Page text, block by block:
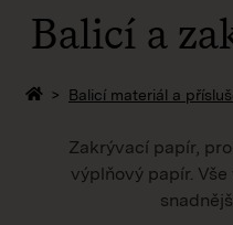
Balicí a
Zpět na homepage
Balicí materiál a
Zakrývací papír,
výplňový papír.